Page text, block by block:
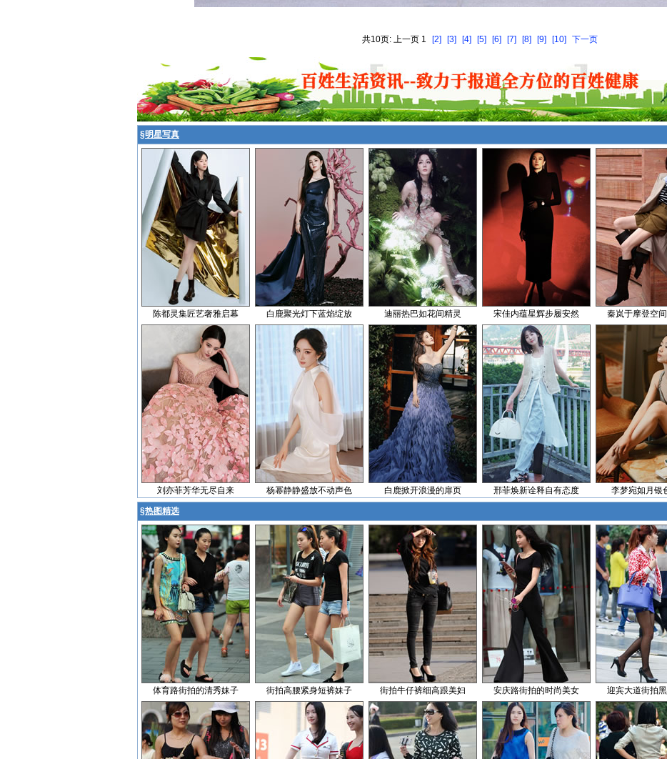
共10页: 上一页 1 [2] [3] [4] [5] [6] [7] [8] [9] [10] 下一页
§明星写真
陈都灵集匠艺奢雅启幕 白鹿聚光灯下蓝焰绽放 迪丽热巴如花间精灵 宋佳内蕴星辉步履安然 秦岚于摩登空
刘亦菲芳华无尽自来 杨幂静静盛放不动声色 白鹿掀开浪漫的扉页 邢菲焕新诠释自有态度 李梦宛如月银
§热图精选
体育路街拍的清秀妹子 街拍高腰紧身短裤妹子 街拍牛仔裤细高跟美妇 安庆路街拍的时尚美女 迎宾大道街拍